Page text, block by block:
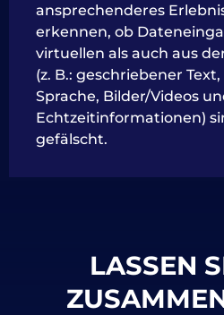
ansprechenderes
erkennen, ob
virtuellen als auch aus
(z. B.: geschriebener
Sprache, Bilder/Videos
Echtzeitinformationen)
gefälscht.
LASSEN